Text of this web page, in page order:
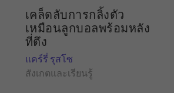
เคล็ดลับการกลิ้งตัว
เหมือนลูกบอลพร้อมหลัง
ที่ตึง
แคร์รี่ รุสโซ
สังเกตและเรียนรู้